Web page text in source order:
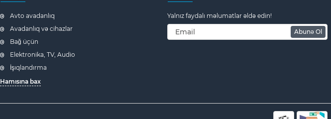
Avto avadanlıq
Avadanlıq və cihazlar
Bağ üçün
Elektronika, TV, Audio
İşıqlandırma
Hamısına bax
Yalnız faydalı məlumatlar əldə edin!
Abunə Ol